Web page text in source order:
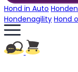
Hond in Auto
Hondenagility Hond